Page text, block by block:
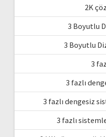
2K
3 Boyutlu
3 Boyutlu
3
3 fazlı
3 fazlı dengesiz
3 fazlı